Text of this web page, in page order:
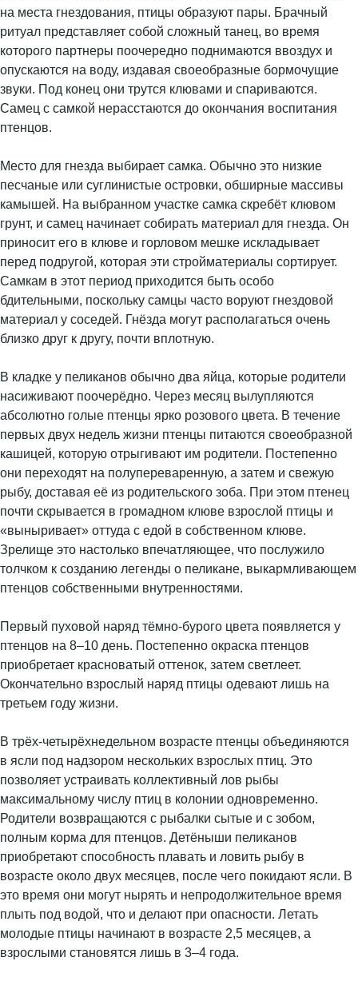
на места гнездования, птицы образуют пары. Брачный
ритуал представляет собой сложный танец, во время
которого партнеры поочередно поднимаются ввоздух и
опускаются на воду, издавая своеобразные бормочущие
звуки. Под конец они трутся клювами и спариваются.
Самец с самкой нерасстаются до окончания воспитания
птенцов.
Место для гнезда выбирает самка. Обычно это низкие
песчаные или суглинистые островки, обширные массивы
камышей. На выбранном участке самка скребёт клювом
грунт, и самец начинает собирать материал для гнезда. Он
приносит его в клюве и горловом мешке искладывает
перед подругой, которая эти стройматериалы сортирует.
Самкам в этот период приходится быть особо
бдительными, поскольку самцы часто воруют гнездовой
материал у соседей. Гнёзда могут располагаться очень
близко друг к другу, почти вплотную.
В кладке у пеликанов обычно два яйца, которые родители
насиживают поочерёдно. Через месяц вылупляются
абсолютно голые птенцы ярко розового цвета. В течение
первых двух недель жизни птенцы питаются своеобразной
кашицей, которую отрыгивают им родители. Постепенно
они переходят на полупереваренную, а затем и свежую
рыбу, доставая её из родительского зоба. При этом птенец
почти скрывается в громадном клюве взрослой птицы и
«выныривает» оттуда с едой в собственном клюве.
Зрелище это настолько впечатляющее, что послужило
толчком к созданию легенды о пеликане, выкармливающем
птенцов собственными внутренностями.
Первый пуховой наряд тёмно-бурого цвета появляется у
птенцов на 8–10 день. Постепенно окраска птенцов
приобретает красноватый оттенок, затем светлеет.
Окончательно взрослый наряд птицы одевают лишь на
третьем году жизни.
В трёх-четырёхнедельном возрасте птенцы объединяются
в ясли под надзором нескольких взрослых птиц. Это
позволяет устраивать коллективный лов рыбы
максимальному числу птиц в колонии одновременно.
Родители возвращаются с рыбалки сытые и с зобом,
полным корма для птенцов. Детёныши пеликанов
приобретают способность плавать и ловить рыбу в
возрасте около двух месяцев, после чего покидают ясли. В
это время они могут нырять и непродолжительное время
плыть под водой, что и делают при опасности. Летать
молодые птицы начинают в возрасте 2,5 месяцев, а
взрослыми становятся лишь в 3–4 года.